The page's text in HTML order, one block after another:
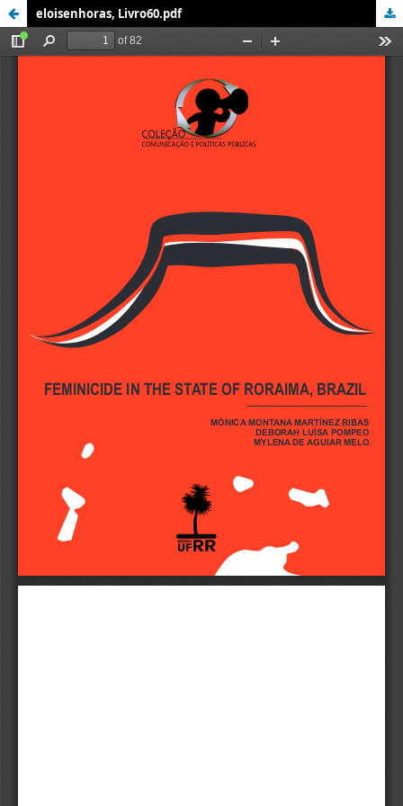
eloisenhoras, Livro60.pdf